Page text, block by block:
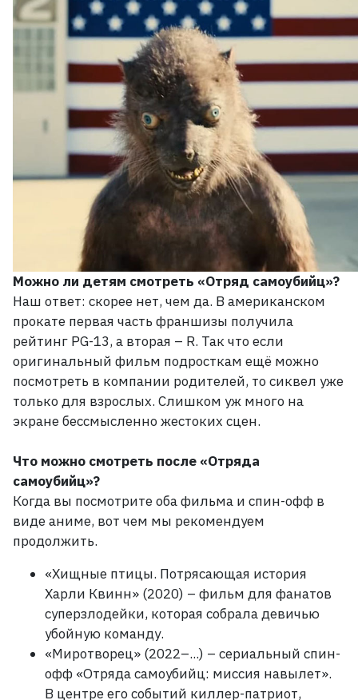
Можно ли детям смотреть «Отряд самоубийц»?
Наш ответ: скорее нет, чем да. Вамериканском
прокате первая часть франшизы получила
рейтинг PG-13, а вторая – R. Так что если
оригинальный фильм подросткам ещё можно
посмотреть в компании родителей, то сиквел уже
только для взрослых. Слишком уж много на
экране бессмысленно жестоких сцен.
Что можно смотреть после «Отряда
самоубийц»?
Когда вы посмотрите оба фильма и спин-офф в
виде аниме, вот чем мы рекомендуем
продолжить.
«Хищные птицы. Потрясающая история
Харли Квинн» (2020) – фильм для фанатов
суперзлодейки, которая собрала девичью
убойную команду.
«Миротворец» (2022–...) – сериальный спин-
офф «Отряда самоубийц: миссия навылет».
В центре его событий киллер-патриот,